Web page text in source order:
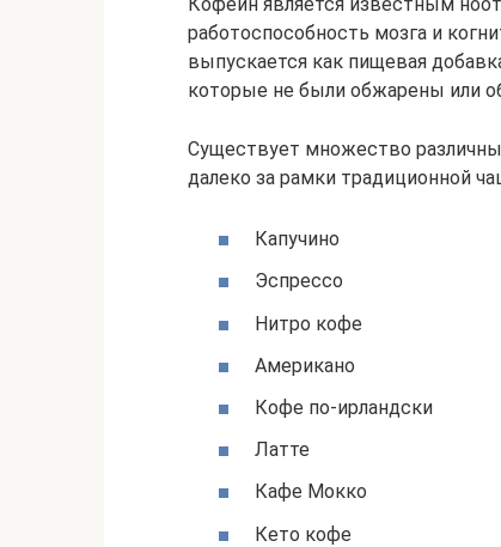
работоспособность мозга и
выпускается как пищевая
которые не были обжарены или
Существует множество
далеко за рамки традиционной
Капучино
Эспрессо
Нитро кофе
Американо
Кофе по-ирландски
Латте
Кафе Мокко
Кето кофе